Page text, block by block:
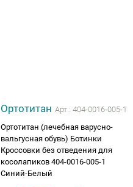
Ортотитан Арт.: 404-0016-005-1
Ортотитан (лечебная варусно-
вальгусная обувь) Ботинки
Кроссовки без отведения для
косолапиков 404-0016-005-1
Синий-Белый